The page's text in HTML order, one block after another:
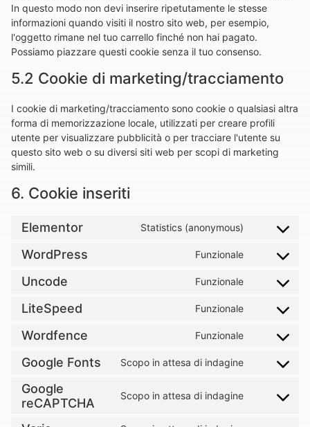
In questo modo non devi inserire ripetutamente le stesse
informazioni quando visiti il nostro sito web, per esempio,
l'oggetto rimane nel tuo carrello finché non hai pagato.
Possiamo piazzare questi cookie senza il tuo consenso.
5.2 Cookie di marketing/tracciamento
I cookie di marketing/tracciamento sono cookie o qualsiasi altra
forma di memorizzazione locale, utilizzati per creare profili
utente per visualizzare pubblicità o per tracciare l'utente su
questo sito web o su diversi siti web per scopi di marketing
simili.
6. Cookie inseriti
Elementor Statistics (anonymous)
WordPress Funzionale
Uncode Funzionale
LiteSpeed Funzionale
Wordfence Funzionale
Google Fonts Scopo in attesa di indagine
Google
reCAPTCHA
Scopo in attesa di indagine